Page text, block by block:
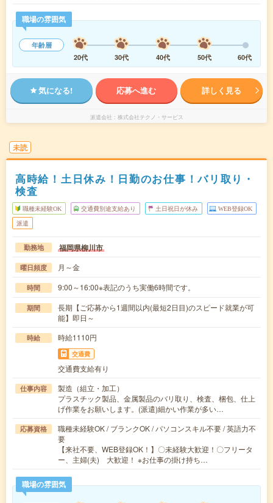
職場の雰囲気
年齢層
20代
30代 40代 50代 60代
気になる! 応募へ進む 詳しく見る
派遣会社 株式会社テクノ・サービス
未読
高時給！土日休み！日勤のお仕事！バリ取り・
検査
職種未経験OK 交通費別途支給あり 土日祝日が休み WEB登録OK
派遣
勤務地 福岡県柳川市
曜日頻度 月～金
時間 9:00～16:00※表記のうち実働6時間です。
期間
長期【ご応募から1週間以内(最短2日目)のスピード就業が可
能】即日～
時給 時給1110円
交通費
交通費支給有り
仕事内容
製造（組立・加工）
プラスチック製品、金属製品のバリ取り、検査、梱包、仕上
げ作業をお願いします。(派遣)細かい作業が多い…
応募資格
職種未経験OK / ブランクOK / パソコンスキル不要 / 英語力不
要
【来社不要、WEB登録OK！】〇未経験大歓迎！〇フリータ
ー、主婦(夫) 大歓迎！ ※お仕事の掛け持ち…
職場の雰囲気